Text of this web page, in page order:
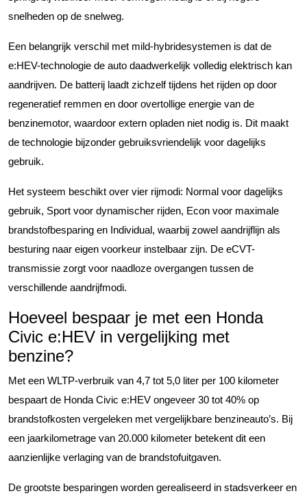
snelheden op de snelweg.
Een belangrijk verschil met mild-hybridesystemen is dat de
e:HEV-technologie de auto daadwerkelijk volledig elektrisch kan
aandrijven. De batterij laadt zichzelf tijdens het rijden op door
regeneratief remmen en door overtollige energie van de
benzinemotor, waardoor extern opladen niet nodig is. Dit maakt
de technologie bijzonder gebruiksvriendelijk voor dagelijks
gebruik.
Het systeem beschikt over vier rijmodi: Normal voor dagelijks
gebruik, Sport voor dynamischer rijden, Econ voor maximale
brandstofbesparing en Individual, waarbij zowel aandrijflijn als
besturing naar eigen voorkeur instelbaar zijn. De eCVT-
transmissie zorgt voor naadloze overgangen tussen de
verschillende aandrijfmodi.
Hoeveel bespaar je met een Honda
Civic e:HEV in vergelijking met
benzine?
Met een WLTP-verbruik van 4,7 tot 5,0 liter per 100 kilometer
bespaart de Honda Civic e:HEV ongeveer 30 tot 40% op
brandstofkosten vergeleken met vergelijkbare benzineauto’s. Bij
een jaarkilometrage van 20.000 kilometer betekent dit een
aanzienlijke verlaging van de brandstofuitgaven.
De grootste besparingen worden gerealiseerd in stadsverkeer en